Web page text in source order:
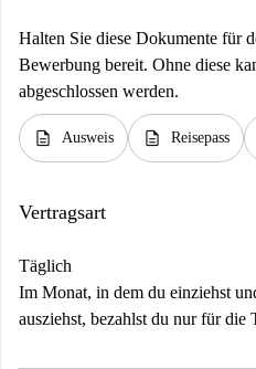
Halten Sie diese Dokumente für
Bewerbung bereit. Ohne diese
abgeschlossen werden.
description Ausweis description Reisepass
Vertragsart
Täglich
Im Monat, in dem du einziehst
ausziehst, bezahlst du nur für die